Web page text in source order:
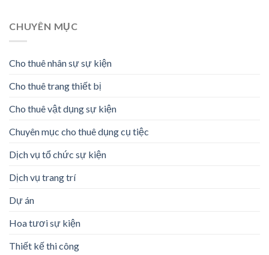
CHUYÊN MỤC
Cho thuê nhân sự sự kiện
Cho thuê trang thiết bị
Cho thuê vật dụng sự kiện
Chuyên mục cho thuê dụng cụ tiệc
Dịch vụ tổ chức sự kiện
Dịch vụ trang trí
Dự án
Hoa tươi sự kiện
Thiết kế thi công